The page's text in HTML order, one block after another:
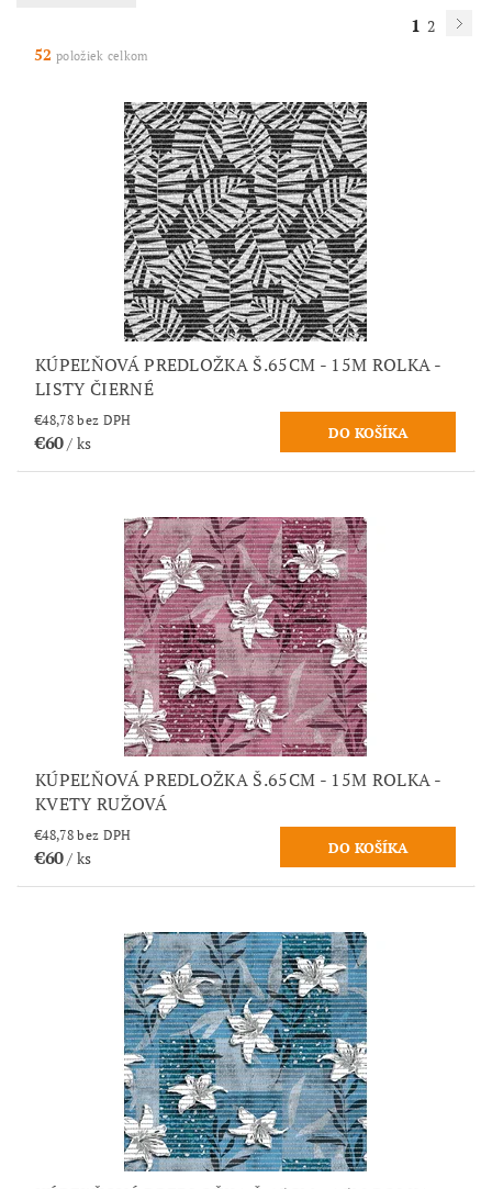
1 2
52 položiek celkom
KÚPEĽŇOVÁ PREDLOŽKA Š.65CM - 15M ROLKA -
LISTY ČIERNÉ
€48,78 bez DPH
€60/ ks
KÚPEĽŇOVÁ PREDLOŽKA Š.65CM - 15M ROLKA -
KVETY RUŽOVÁ
€48,78 bez DPH
€60/ ks